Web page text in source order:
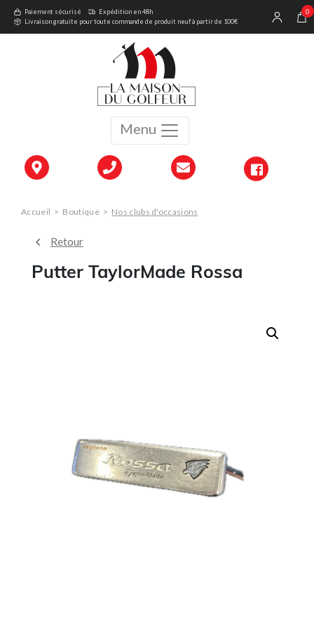
Menu
Paiement sécurisé
Expédition en 48h
Livraison gratuite pour toute commande de produit neuf à partir de 100€
0
Accueil > Boutique > Nos clubs d'occasions
Retour
Putter TaylorMade Rossa